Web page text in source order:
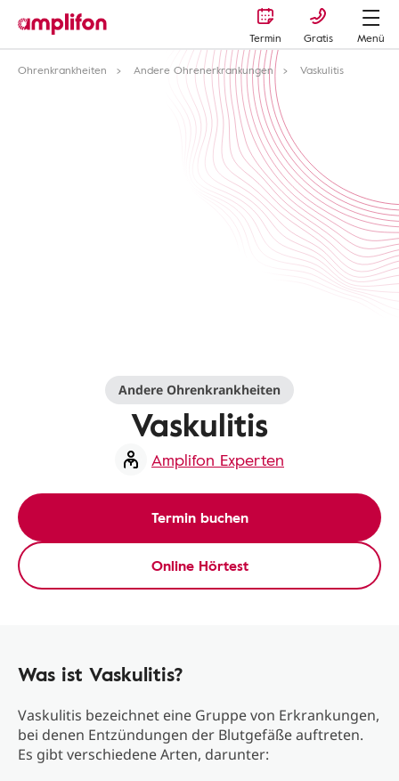
Termin Gratis
Menü
Ohrenkrankheiten
Andere Ohrenerkrankungen Vaskulitis
Andere Ohrenkrankheiten
Vaskulitis
Amplifon Experten
Termin buchen
Online Hörtest
Was ist Vaskulitis?
Vaskulitis bezeichnet eine Gruppe von Erkrankungen,
bei denen Entzündungen der Blutgefäße auftreten.
Es gibt verschiedene Arten, darunter: